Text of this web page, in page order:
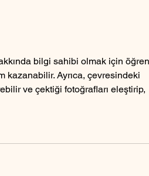
bilgi sahibi olmak için
kazanabilir. Ayrıca, çevresindeki
ve çektiği fotoğrafları eleştirip,